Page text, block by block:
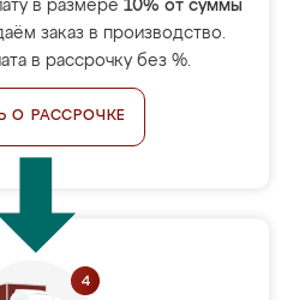
в размере 10% от суммы
заказ в производство.
в рассрочку без %.
О РАССРОЧКЕ